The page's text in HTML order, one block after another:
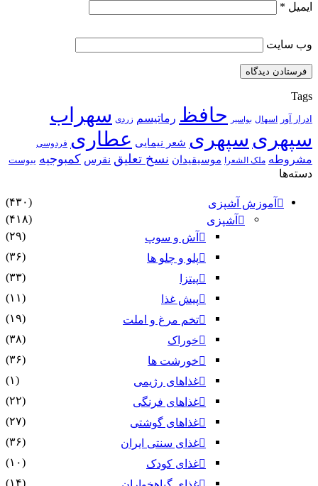
ایمیل *
وب‌ سایت
Tags
ادرار آور اسهال بواسیر حافظ رماتیسم زردی سهراب
سپهری سپهری شعر نیمایی عطاری فردوسی
مشروطه ملک الشعرا موسیقیدان نسخ تعلیق نقرس کمبوجیه یبوست
دسته‌ها
آموزش آشپزی
(۴۳۰)
آشپزی
(۴۱۸)
آش و سوپ
(۲۹)
پلو و چلو ها
(۳۶)
پیتزا
(۳۳)
پیش غذا
(۱۱)
تخم مرغ و املت
(۱۹)
خوراک
(۳۸)
خورشت ها
(۳۶)
غذاهای رژیمی
(۱)
غذاهای فرنگی
(۲۲)
غذاهای گوشتی
(۲۷)
غذای سنتی ایران
(۳۶)
غذای کودک
(۱۰)
(۱۴)